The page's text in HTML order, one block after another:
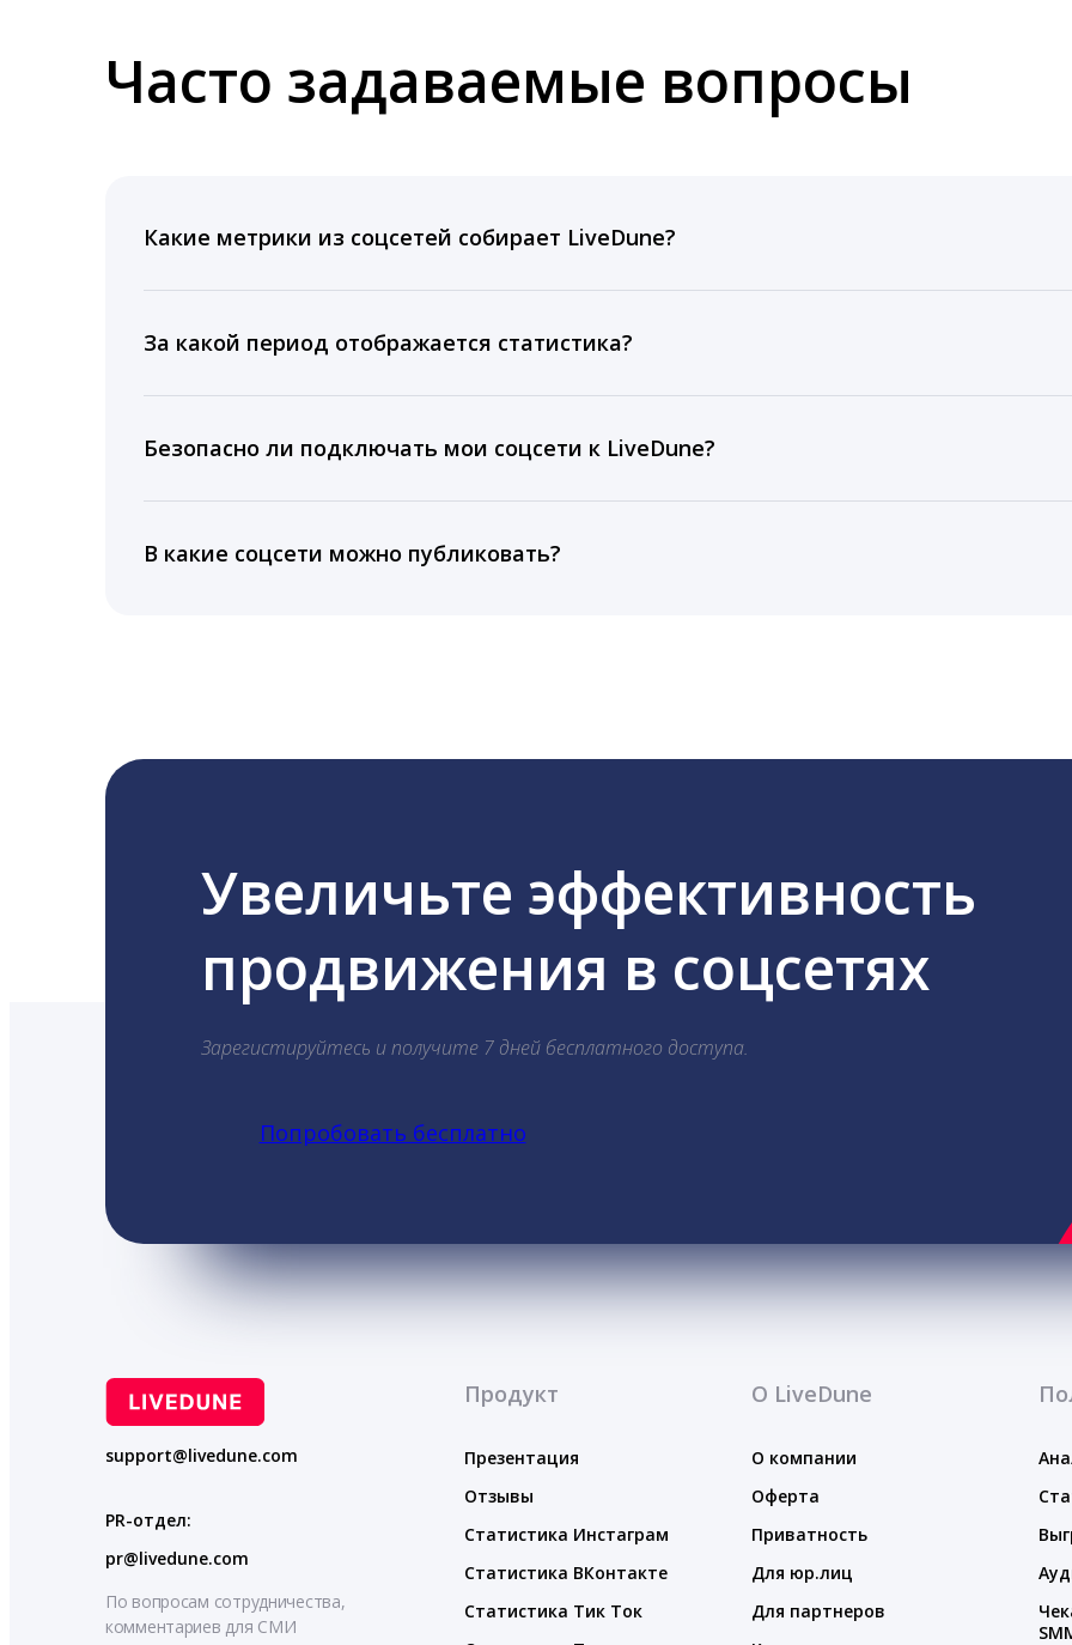
Часто задаваемые вопросы
Какие метрики из соцсетей собирает LiveDune?
время для публикации, показываем лучшие посты и присылаем автоматические отчеты с
За какой период отображается статистика?
подключении тарифа Блогер. При оплате тарифа Бизнес отображаются сведения за 3 года, а
5 лет.
Безопасно ли подключать мои соцсети к LiveDune?
информацию третьим лицам.
В какие соцсети можно публиковать?
Увеличьте эффективность
продвижения в соцсетях
Зарегистируйтесь и получите 7 дней бесплатного доступа.
Попробовать бесплатно
support@livedune.com
PR-отдел:
pr@livedune.com
По вопросам сотрудничества,
комментариев для СМИ
Продукт
Презентация
Отзывы
Статистика Инстаграм
Статистика ВКонтакте
Статистика Тик Ток
О LiveDune
О компании
Оферта
Приватность
Для юр.лиц
Для партнеров